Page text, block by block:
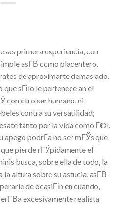
primera experiencia, con
asГ­В­ como placentero,
de aproximarte demasiado.
sГіlo le pertenece an el
con otro ser humano, ni
contra su versatilidad;
tanto por la vida como Г©l.
apego podrГ­a no ser mГЎs que
pierde rГЎpidamente el
busca, sobre ella de todo, la
altura sobre su astucia, asГ­В­
de ocasiГіn en cuando,
excesivamente realista